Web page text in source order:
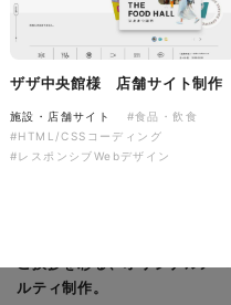
ご挨拶を彩る、オリジナルノベ
ルティ制作。
ザザ中央館様 店舗サイト制作
施設・店舗サイト
#食品・飲食
#HTML/CSSコーディング
#レスポンシブWebデザイン